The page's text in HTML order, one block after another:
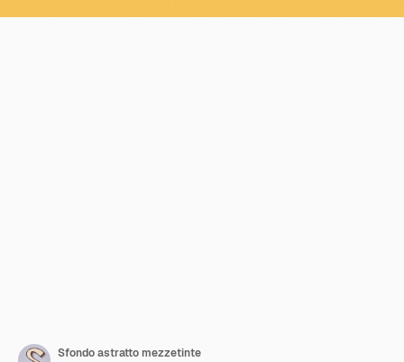
Sfondo astratto mezzetinte